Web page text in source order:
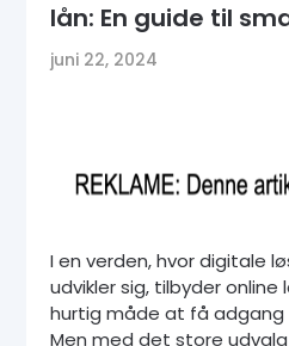
lån: En guide til
juni 22, 2024
I en verden, hvor digitale
udvikler sig, tilbyder online
hurtig måde at få adgang
Men med det store